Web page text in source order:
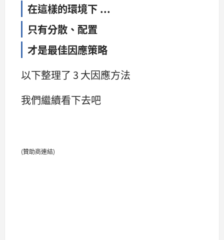
在這樣的環境下 ...
只有分散、配置
才是最佳因應策略
以下整理了 3 大因應方法
我們繼續看下去吧
(贊助商連結)